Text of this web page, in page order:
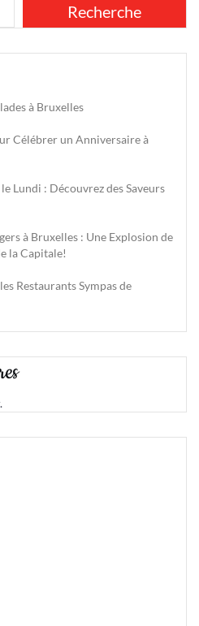
Recherche
à Bruxelles
Célébrer un Anniversaire à
Lundi : Découvrez des Saveurs
à Bruxelles : Une Explosion de
la Capitale!
Restaurants Sympas de